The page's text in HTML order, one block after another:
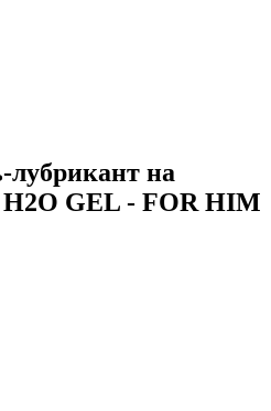
лубрикант на
H2O GEL - FOR HIM